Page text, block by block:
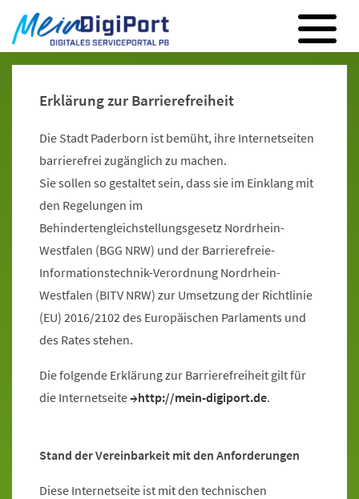
Digitales Serviceportal Paderborn
Zur Hauptnavigation
Zum Inhalt
Zum Footer
Erklärung zur Barrierefreiheit
Die Stadt Paderborn ist bemüht, ihre Internetseiten
barrierefrei zugänglich zu machen.
Sie sollen so gestaltet sein, dass sie im Einklang mit
den Regelungen im
Behindertengleichstellungsgesetz Nordrhein-
Westfalen (BGG NRW) und der Barrierefreie-
Informationstechnik-Verordnung Nordrhein-
Westfalen (BITV NRW) zur Umsetzung der Richtlinie
(EU) 2016/2102 des Europäischen Parlaments und
des Rates stehen.
Die folgende Erklärung zur Barrierefreiheit gilt für
die Internetseite
http://mein-digiport.de.
Stand der Vereinbarkeit mit den Anforderungen
Diese Internetseite ist mit den technischen